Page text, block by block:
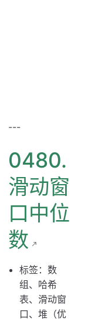
---
0480.
滑动窗
口中位
数
标签：数
组、哈希
表、滑动窗
口、堆（优